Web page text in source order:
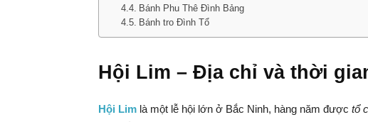
Bánh Phu Thê Đình Bảng
Bánh tro Đình Tổ
Hội Lim – Địa chỉ và thời
Hội Lim là một lễ hội lớn ở Bắc Ninh, hàng năm được tổ